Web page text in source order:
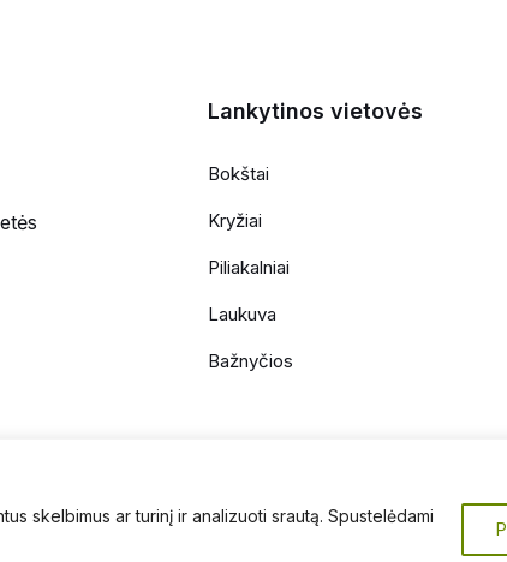
skelbimus ar turinį ir analizuoti srautą. Spustelėdami
Lankytinos vietovės
Bokštai
Kryžiai
Piliakalniai
Laukuva
Bažnyčios
Kontaktai Privatumo